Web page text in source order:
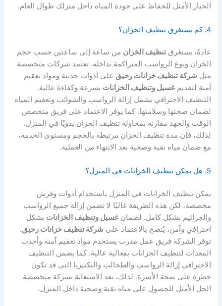
الخيار الأمثل للحفاظ على جودة المياه داخل منزلك طوال العام.
4. كم يستغرق تنظيف الخزان؟
عادةً، يستغرقتنظيف الخزان من ساعة إلى ساعتين حسب حجم
الخزان ونوع الرواسب المتراكمة بداخله. تعتمد شركات متخصصة
مثل شركة تنظيف خزانات رحيق على أدوات حديثة ومواد تعقيم
آمنة لتقديمغسيل وتنظيف الخزانات بسرعة وكفاءة عالية.
التنظيف الاحترافي يشمل إزالة الرواسب والشوائب وتعقيم المياه
لضمان صحتها وسلامتها. كما يوفر الاعتماد على فريق متخصص
الوقت والجهد مقارنة بمحاولة تنظيف الخزان يدويًا في المنزل.
لذلك، فإن مدة تنظيف الخزان مرتبطة بالحجم ومستوى الخدمة،
مع ضمان مياه نقية وصحية بعد الانتهاء من العملية.
5. هل يمكن تنظيف الخزانات في المنزل؟
يمكن تنظيف الخزانات في المنزل باستخدام أدوات وفرش
مخصصة، لكن هذه الطريقة غالبًا لا تضمن إزالة جميع الرواسب
والجراثيم بشكل كامل. لضمانغسيل وتنظيف الخزانات بشكل
احترافي وآمن، يُنصح بالاعتماد على شركة تنظيف خزانات رحيق.
توفر الشركة فريق عمل مدرب يستخدم مواد تعقيم آمنة وأحدث
المعدات لتنظيف الخزانات بفعالية عالية. كما يضمن التنظيف
الاحترافي إزالة الرواسب والطحالب والبكتيريا التي قد تكون
خطرة على صحة الأسرة. لذلك، يعد الاستعانة بشركة متخصصة
الحل الأمثل للحصول على مياه نقية وصحية داخل المنزل.